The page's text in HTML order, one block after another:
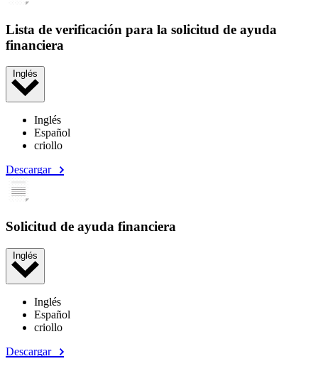
Lista de verificación para la solicitud de ayuda
financiera
Inglés
Inglés
Español
criollo
Descargar
Solicitud de ayuda financiera
Inglés
Inglés
Español
criollo
Descargar